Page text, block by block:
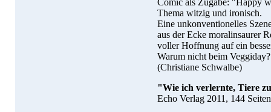
Comic als Zugabe: "Happy
Thema witzig und ironisch.
Eine unkonventionelles
aus der Ecke moralinsaurer
voller Hoffnung auf ein
Warum nicht beim
(Christiane Schwalbe)
"Wie ich verlernte, Tiere
Echo Verlag 2011, 144